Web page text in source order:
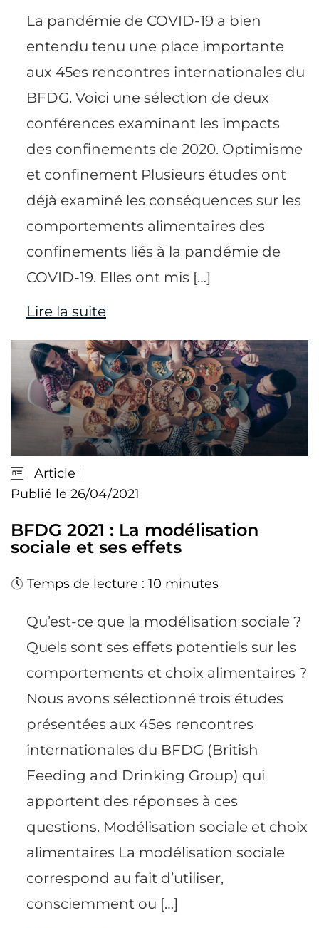
La pandémie de COVID-19 a bien
entendu tenu une place importante
aux 45es rencontres internationales du
BFDG. Voici une sélection de deux
conférences examinant les impacts
des confinements de 2020. Optimisme
et confinement Plusieurs études ont
déjà examiné les conséquences sur les
comportements alimentaires des
confinements liés à la pandémie de
COVID-19. Elles ont mis […]
Lire la suite
Article
Publié le 26/04/2021
BFDG 2021 : La modélisation
sociale et ses effets
Temps de lecture : 10 minutes
Qu’est-ce que la modélisation sociale ?
Quels sont ses effets potentiels sur les
comportements et choix alimentaires ?
Nous avons sélectionné trois études
présentées aux 45es rencontres
internationales du BFDG (British
Feeding and Drinking Group) qui
apportent des réponses à ces
questions. Modélisation sociale et choix
alimentaires La modélisation sociale
correspond au fait d’utiliser,
consciemment ou […]